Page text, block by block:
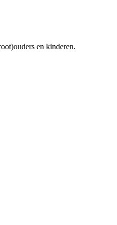
en kinderen.